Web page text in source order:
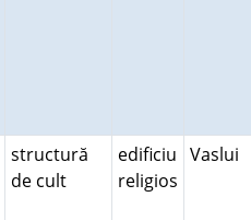
structură
de cult
edificiu
religios
Vaslui